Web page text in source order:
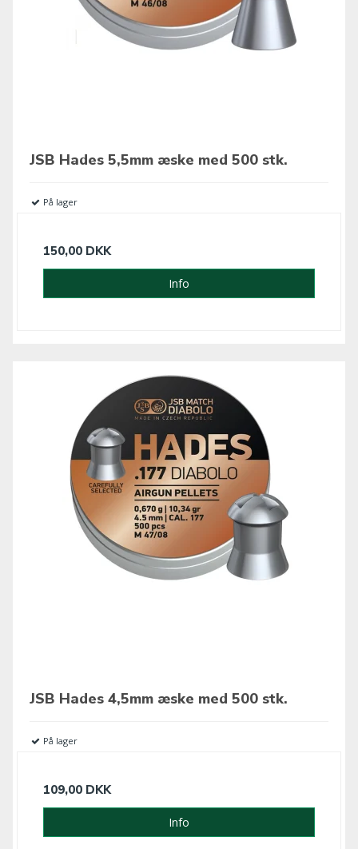
JSB Hades 5,5mm æske med 500 stk.
På lager
150,00 DKK
Info
JSB Hades 4,5mm æske med 500 stk.
På lager
109,00 DKK
Info